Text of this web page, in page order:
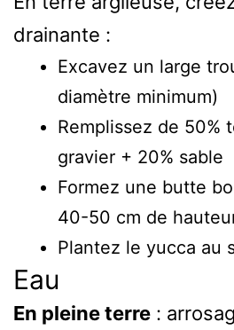
drainante :
Excavez un large
diamètre minimum)
Remplissez de 50%
gravier + 20% sable
Formez une butte
40-50 cm de
Plantez le yucca au
Eau
En pleine terre :